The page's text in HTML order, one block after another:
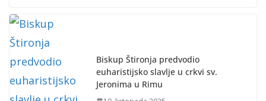
Biskup Štironja predvodio
euharistijsko slavlje u crkvi sv.
Jeronima u Rimu